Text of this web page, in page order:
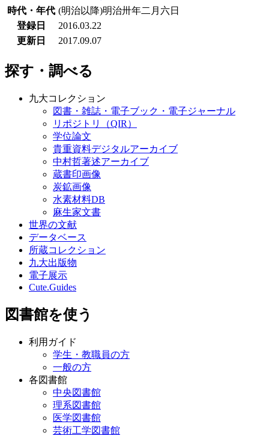
時代・年代 (明治以降)明治卅年二月六日
登録日
2016.03.22
更新日
2017.09.07
探す・調べる
九大コレクション
図書・雑誌・電子ブック・電子ジャーナル
リポジトリ（QIR）
学位論文
貴重資料デジタルアーカイブ
中村哲著述アーカイブ
蔵書印画像
炭鉱画像
水素材料DB
麻生家文書
世界の文献
データベース
所蔵コレクション
九大出版物
電子展示
Cute.Guides
図書館を使う
利用ガイド
学生・教職員の方
一般の方
各図書館
中央図書館
理系図書館
医学図書館
芸術工学図書館